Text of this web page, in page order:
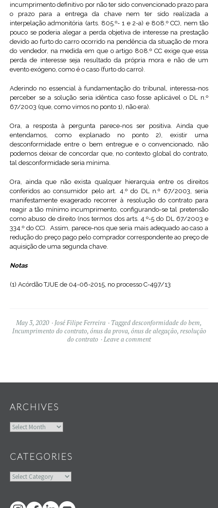
incumprimento definitivo por não ter sido convencionado prazo para
o prazo para a entrega da chave nem ter sido realizada a
interpelação admonitória (arts. 805.º- 1 e 2-a) e 808.º CC), nem tão
pouco se poderia alegar a perda objetiva de interesse na prestação
devido ao furto do carro ocorrido na pendência da situação de mora
do vendedor, na medida em que o artigo 808.º CC exige que essa
perda de interesse seja resultado da própria mora e não de um
evento exógeno, como é o caso (furto do carro).
Aderindo no essencial à fundamentação do tribunal, interessa-nos
perceber se a solução seria idêntica caso fosse aplicável o DL n.º
67/2003 (que, como vimos no ponto 1), não era).
Ora, a resposta à pergunta parece-nos ser positiva. Ainda que
entendamos, como explanado no ponto 2), existir uma
desconformidade entre o bem entregue e o convencionado, não
podemos deixar de concordar que, no contexto global do contrato,
tal desconformidade seria mínima.
Ora, ainda que não exista qualquer hierarquia entre os direitos
conferidos ao consumidor pelo art. 4.º do DL n.º 67/2003, seria
manifestamente exagerado recorrer à resolução do contrato para
reagir a tão mínimo incumprimento, configurando-se tal pretensão
como abuso de direito (nos termos dos arts. 4.º-5 do DL 67/2003 e
334.º do CC). Assim, parece-nos que seria mais adequado ao caso a
redução do preço pago pelo comprador correspondente ao preço de
aquisição de uma segunda chave.
Notas
(1) Acórdão TJUE de 04-06-2015, no processo C-497/13
May 3, 2020 José Filipe Ferreira Taggeddesconformidade do bem,
Incumprimento do contrato, ónus da prova, ónus de alegação, resolução
do contrato
Leave a comment
ARCHIVES
Archives
CATEGORIES
Categories